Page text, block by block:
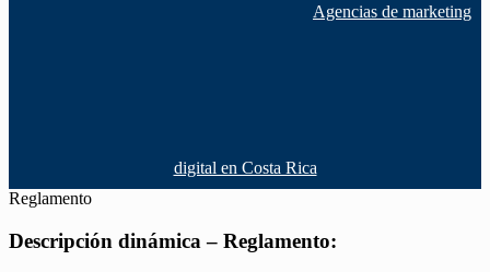
Agencias de marketing
digital en Costa Rica
Reglamento
Descripción dinámica – Reglamento: